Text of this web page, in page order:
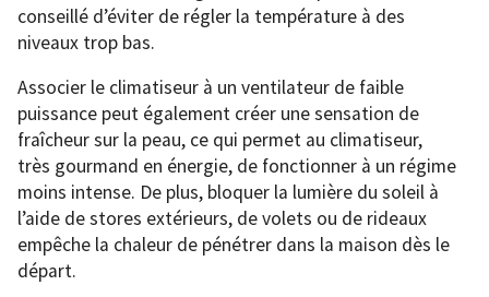
conseillé d’éviter de régler la température à des
niveaux trop bas.
Associer le climatiseur à un ventilateur de faible
puissance peut également créer une sensation de
fraîcheur sur la peau, ce qui permet au climatiseur,
très gourmand en énergie, de fonctionner à un régime
moins intense. De plus, bloquer la lumière du soleil à
l’aide de stores extérieurs, de volets ou de rideaux
empêche la chaleur de pénétrer dans la maison dès le
départ.